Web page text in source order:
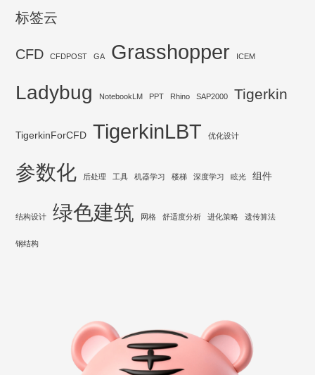
标签云
CFD CFDPOST GA Grasshopper ICEM
Ladybug NotebookLM PPT Rhino SAP2000 Tigerkin
TigerkinForCFD TigerkinLBT 优化设计
参数化 后处理 工具 机器学习 楼梯 深度学习 眩光 组件
结构设计 绿色建筑 网格 舒适度分析 进化策略 遗传算法
钢结构